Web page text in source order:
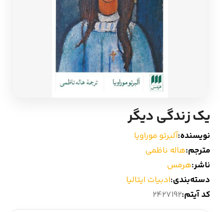
ادبیات ترکیه
ادبیات آسیا
سایر کشورهای اروپا
داستان کوتاه
یک زندگی دیگر
نویسنده:آلبرتو موراویا
مترجم:هاله ناظمی
ناشر:هرمس‏
دسته‌بندی:ادبیات ایتالیا
کد آیتم:2427192